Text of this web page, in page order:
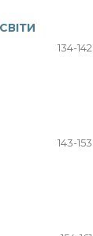
134-142
143-153